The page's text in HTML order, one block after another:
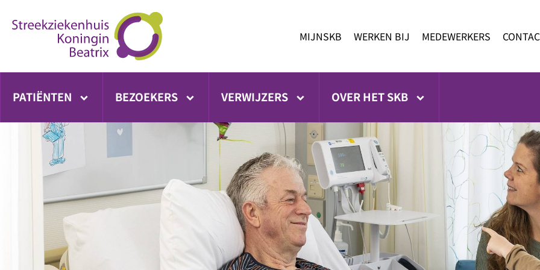
direct
MIJNSKB WERKEN BIJ MEDEWERKERS
PATIËNTEN BEZOEKERS VERWIJZERS OVER HET SKB